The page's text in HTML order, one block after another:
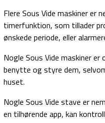
Flere Sous Vide maskiner er
timerfunktion, som tillader
ønskede periode, eller
Nogle Sous Vide maskiner
benytte og styre dem,
huset.
Nogle Sous Vide stave er
en tilhørende app, kan